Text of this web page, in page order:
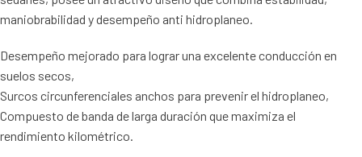
maniobrabilidad y desempeño anti hidroplaneo.
Desempeño mejorado para lograr una excelente conducción en
suelos secos,
Surcos circunferenciales anchos para prevenir el hidroplaneo,
Compuesto de banda de larga duración que maximiza el
rendimiento kilométrico.